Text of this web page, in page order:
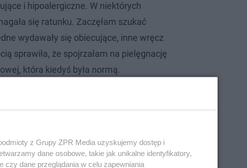
i hipoalergiczne. W niektórych
się ratunku. Zaczęłam szukać
wydawały się obiecujące, inne wręcz
sprawiła, że spojrzałam na pielęgnację
która kiedyś była normą.
ile kosztowały akcesoria do
z Grupy ZPR Media uzyskujemy dostęp i
dane osobowe, takie jak unikalne identyfikatory,
czy dane przeglądania w celu zapewniania